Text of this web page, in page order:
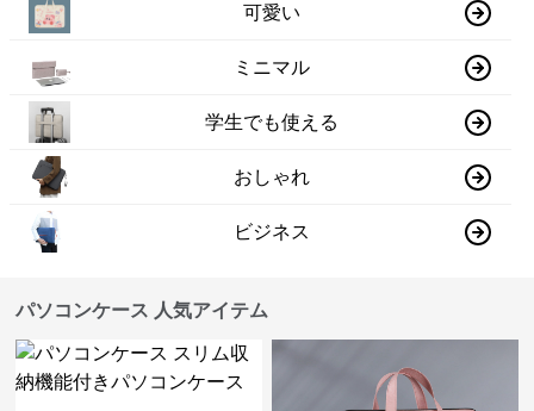
可愛い
ミニマル
学生でも使える
おしゃれ
ビジネス
パソコンケース 人気アイテム